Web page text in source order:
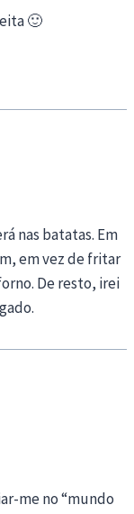
🙂
nas batatas. Em
em vez de fritar
De resto, irei
me no “mundo